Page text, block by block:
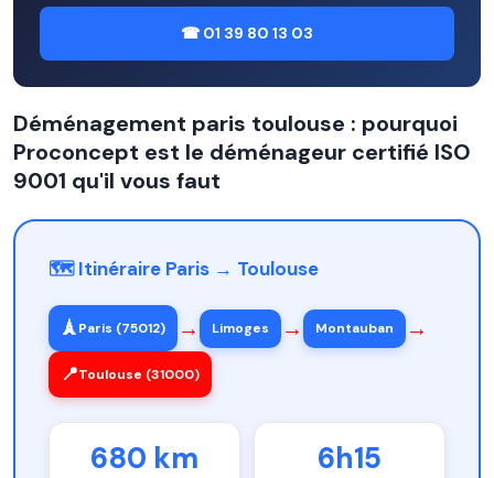
☎ 01 39 80 13 03
Déménagement paris toulouse : pourquoi
Proconcept est le déménageur certifié ISO
9001 qu'il vous faut
🗺️ Itinéraire Paris → Toulouse
🗼Paris (75012) → Limoges → Montauban →
📍Toulouse (31000)
680 km 6h15